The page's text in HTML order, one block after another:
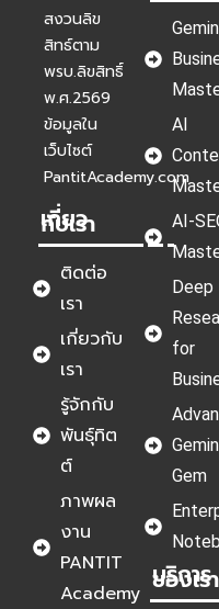
สงวนลิข
สิทธ์ตาม
พรบ.ลิขสิทธิ์
พ.ศ.2569
ข้อมูลใน
เว็บไซต์
PantitAcademy.com
เกี่ยว
กับเรา
ติดต่อ
เรา
เกี่ยวกับ
เรา
รู้จักกับ
พันธุ์ทิต
ต์
ภาพผล
งาน
PANTIT
Academy
AI
AI-
Deep
for
Gem
บริการ
ของเรา